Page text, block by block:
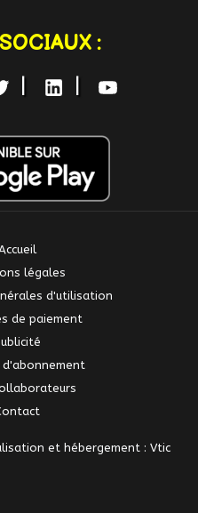
:
légales
d'utilisation
de paiement
d'abonnement
et hébergement : Vtic